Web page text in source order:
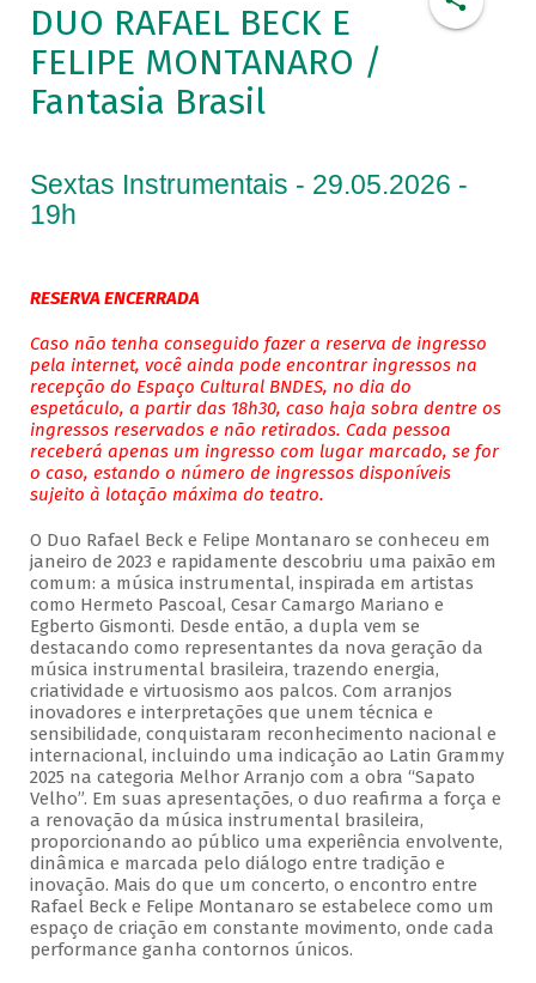
DUO RAFAEL BECK E
FELIPE MONTANARO /
Fantasia Brasil
Sextas Instrumentais - 29.05.2026 -
19h
RESERVA ENCERRADA
Caso não tenha conseguido fazer a reserva de ingresso
pela internet, você ainda pode encontrar ingressos na
recepção do Espaço Cultural BNDES, no dia do
espetáculo, a partir das 18h30, caso haja sobra dentre os
ingressos reservados e não retirados. Cada pessoa
receberá apenas um ingresso com lugar marcado, se for
o caso, estando o número de ingressos disponíveis
sujeito à lotação máxima do teatro.
O Duo Rafael Beck e Felipe Montanaro se conheceu em
janeiro de 2023 e rapidamente descobriu uma paixão em
comum: a música instrumental, inspirada em artistas
como Hermeto Pascoal, Cesar Camargo Mariano e
Egberto Gismonti. Desde então, a dupla vem se
destacando como representantes da nova geração da
música instrumental brasileira, trazendo energia,
criatividade e virtuosismo aos palcos. Com arranjos
inovadores e interpretações que unem técnica e
sensibilidade, conquistaram reconhecimento nacional e
internacional, incluindo uma indicação ao Latin Grammy
2025 na categoria Melhor Arranjo com a obra “Sapato
Velho”. Em suas apresentações, o duo reafirma a força e
a renovação da música instrumental brasileira,
proporcionando ao público uma experiência envolvente,
dinâmica e marcada pelo diálogo entre tradição e
inovação. Mais do que um concerto, o encontro entre
Rafael Beck e Felipe Montanaro se estabelece como um
espaço de criação em constante movimento, onde cada
performance ganha contornos únicos.